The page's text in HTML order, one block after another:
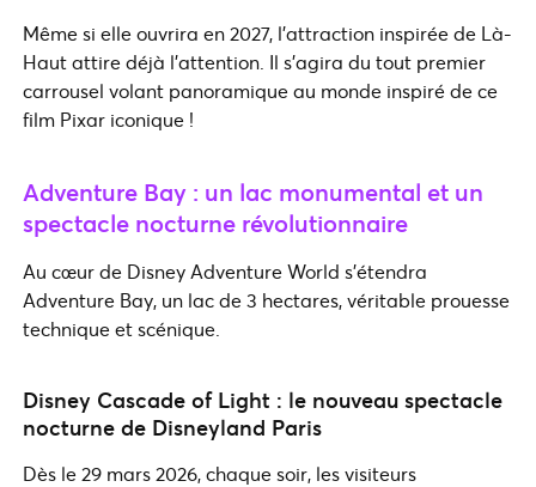
Même si elle ouvrira en 2027, l’attraction inspirée de Là-
Haut attire déjà l’attention. Il s’agira du tout premier
carrousel volant panoramique au monde inspiré de ce
film Pixar iconique !
Adventure Bay : un lac monumental et un
spectacle nocturne révolutionnaire
Au cœur de Disney Adventure World s’étendra
Adventure Bay, un lac de 3 hectares, véritable prouesse
technique et scénique.
Disney Cascade of Light : le nouveau spectacle
nocturne de Disneyland Paris
Dès le 29 mars 2026, chaque soir, les visiteurs